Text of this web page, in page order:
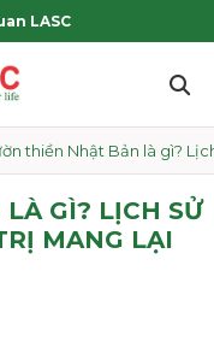
LASC
thiền Nhật Bản là gì?
GÌ? LỊCH SỬ
MANG LẠI